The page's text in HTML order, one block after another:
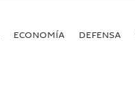
ECONOMÍA DEFENSA